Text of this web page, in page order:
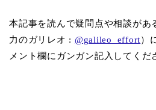
本記事を読んで疑問点や相談があ
力のガリレオ : @galileo_effort）
メント欄にガンガン記入してくだ